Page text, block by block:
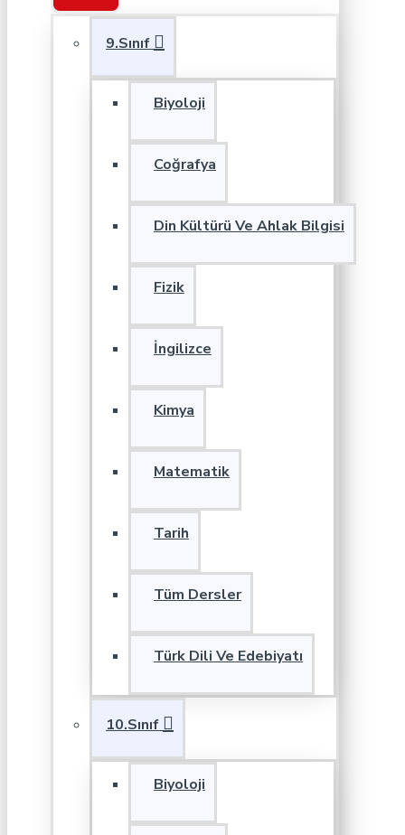
9.Sınıf
Biyoloji
Coğrafya
Din Kültürü Ve Ahlak Bilgisi
Fizik
İngilizce
Kimya
Matematik
Tarih
Tüm Dersler
Türk Dili Ve Edebiyatı
10.Sınıf
Biyoloji